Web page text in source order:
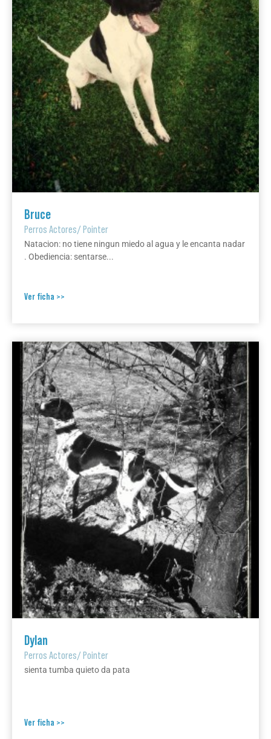
Bruce
Perros Actores/Pointer
Natacion: no tiene ningun miedo al agua y le encanta nadar
. Obediencia: sentarse...
Ver ficha >>
Dylan
Perros Actores/Pointer
sienta tumba quieto da pata
Ver ficha >>